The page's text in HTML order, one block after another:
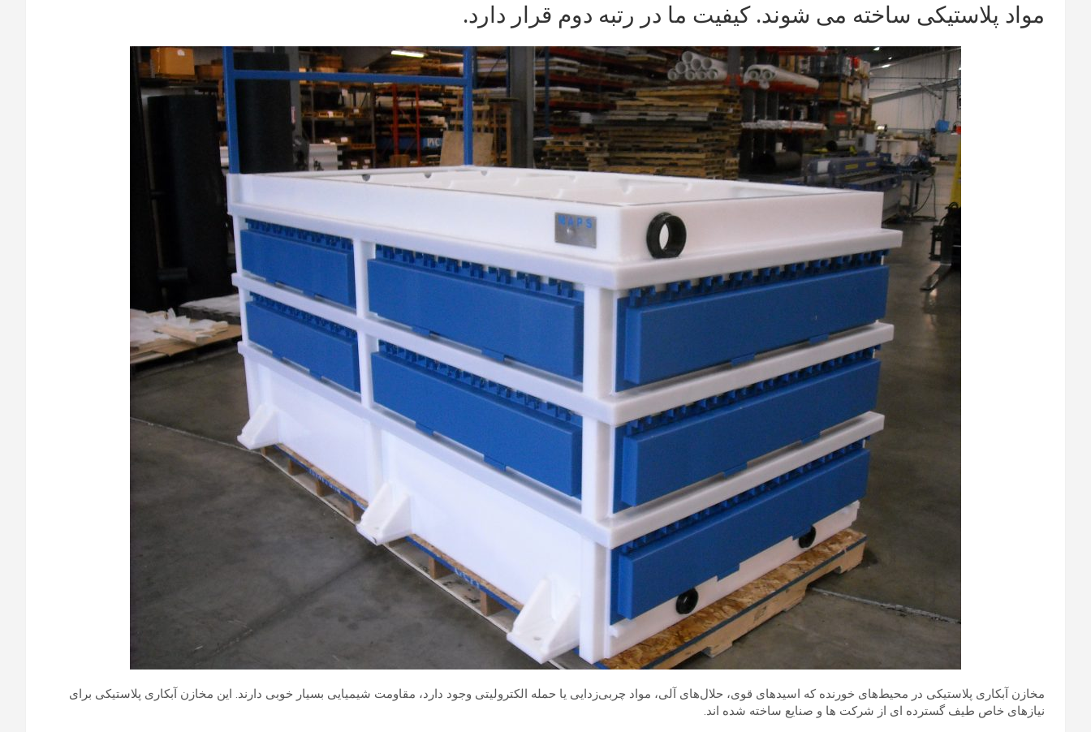
مواد پلاستیکی ساخته می شوند. کیفیت ما در رتبه دوم قرار دارد.
مخازن آبکاری پلاستیکی در محیط‌های خورنده که اسیدهای قوی، حلال‌های آلی، مواد چربی‌زدایی یا حمله الکترولیتی وجود دارد، مقاومت شیمیایی بسیار خوبی دارند. این مخازن آبکاری پلاستیکی برای
نیازهای خاص طیف گسترده ای از شرکت ها و صنایع ساخته شده اند.